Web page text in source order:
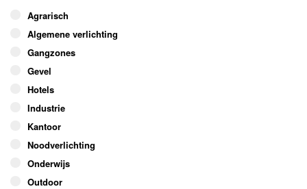
optie
kan
gekozen
worden
de
productpagina
Agrarisch
Algemene verlichting
Gangzones
Gevel
Hotels
Industrie
Kantoor
Noodverlichting
Onderwijs
Outdoor